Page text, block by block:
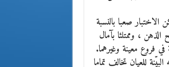
صعبا بالنسبة
، وممتلئا بآمال
فروع معينة وغيرهما.
للعيان تخالف تماما